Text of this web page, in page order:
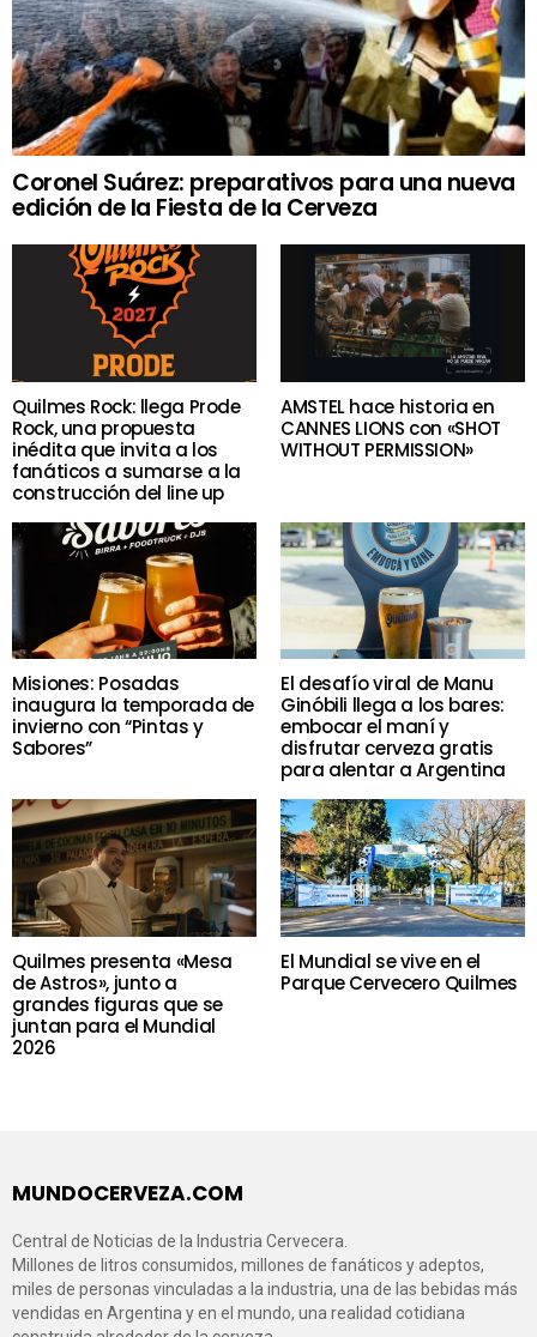
Coronel Suárez: preparativos para una nueva
edición de la Fiesta de la Cerveza
Quilmes Rock: llega Prode
Rock, una propuesta
inédita que invita a los
fanáticos a sumarse a la
construcción del line up
AMSTEL hace historia en
CANNES LIONS con «SHOT
WITHOUT PERMISSION»
Misiones: Posadas
inaugura la temporada de
invierno con “Pintas y
Sabores”
El desafío viral de Manu
Ginóbili llega a los bares:
embocar el maní y
disfrutar cerveza gratis
para alentar a Argentina
Quilmes presenta «Mesa
de Astros», junto a
grandes figuras que se
juntan para el Mundial
2026
El Mundial se vive en el
Parque Cervecero Quilmes
MUNDOCERVEZA.COM
Central de Noticias de la Industria Cervecera.
Millones de litros consumidos, millones de fanáticos y adeptos,
miles de personas vinculadas a la industria, una de las bebidas más
vendidas en Argentina y en el mundo, una realidad cotidiana